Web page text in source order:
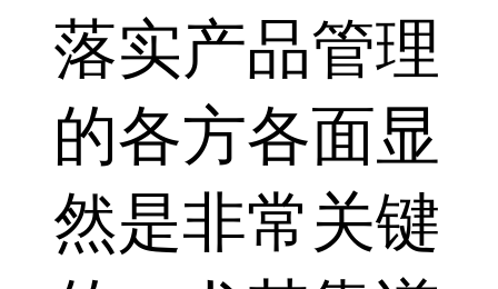
落实产品管理
的各方各面显
然是非常关键